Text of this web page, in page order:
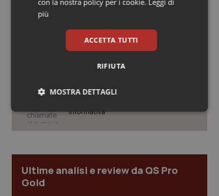
Salute orale & impianti
Sangue & coagulazione
Tumore al seno
Tumore ovarico
Tumori gastrointestinali
Ulcera & Reflusso
27.000 posti per Medicina, 3.000 in
Pnrr Salute. Missione 6 verso il
traguardo, in chiusura la
X e ultima rata
Caldo. Ministero: oltre 1.700 chiamate
al numero 1500 dal 22 giugno.
informativa
Ultime analisi e review da QS Pro
Gold
con la nostra policy per i cookie. Leggi di
più
ACCETTA TUTTI
RIFIUTA
MOSTRA DETTAGLI
Necessari Statistici Marketing